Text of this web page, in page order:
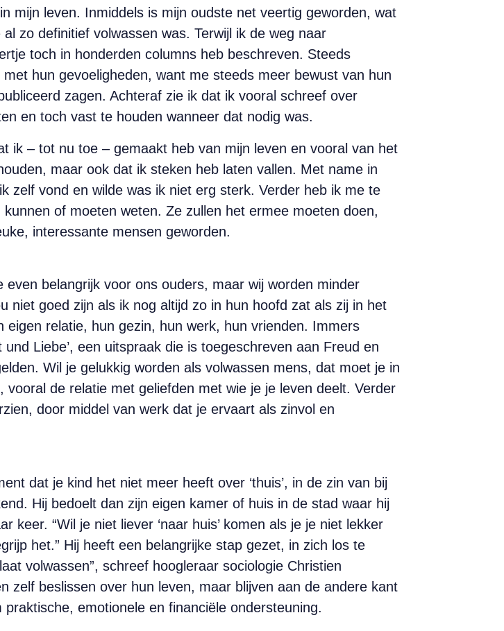
mijn leven. Inmiddels is mijn oudste net veertig geworden, wat
zo definitief volwassen was. Terwijl ik de weg naar
toch in honderden columns heb beschreven. Steeds
hun gevoeligheden, want me steeds meer bewust van hun
zagen. Achteraf zie ik dat ik vooral schreef over
en toch vast te houden wanneer dat nodig was.
ik – tot nu toe – gemaakt heb van mijn leven en vooral van het
maar ook dat ik steken heb laten vallen. Met name in
zelf vond en wilde was ik niet erg sterk. Verder heb ik me te
of moeten weten. Ze zullen het ermee moeten doen,
interessante mensen geworden.
belangrijk voor ons ouders, maar wij worden minder
niet goed zijn als ik nog altijd zo in hun hoofd zat als zij in het
relatie, hun gezin, hun werk, hun vrienden. Immers
Liebe’, een uitspraak die is toegeschreven aan Freud en
Wil je gelukkig worden als volwassen mens, dat moet je in
de relatie met geliefden met wie je je leven deelt. Verder
door middel van werk dat je ervaart als zinvol en
dat je kind het niet meer heeft over ‘thuis’, in de zin van bij
Hij bedoelt dan zijn eigen kamer of huis in de stad waar hij
“Wil je niet liever ‘naar huis’ komen als je je niet lekker
het.” Hij heeft een belangrijke stap gezet, in zich los te
volwassen”, schreef hoogleraar sociologie Christien
zelf beslissen over hun leven, maar blijven aan de andere kant
emotionele en financiële ondersteuning.